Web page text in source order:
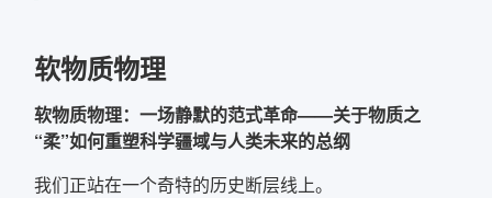
软物质物理
软物质物理：一场静默的范式革命——关于物质之
“柔”如何重塑科学疆域与人类未来的总纲
我们正站在一个奇特的历史断层线上。